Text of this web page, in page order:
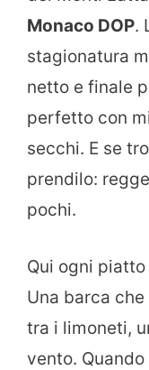
Monaco DOP.
stagionatura
netto e finale
perfetto con
secchi. E se
prendilo:
pochi.
Qui ogni
Una barca
tra i limoneti,
vento.